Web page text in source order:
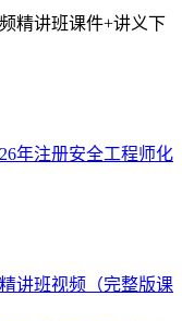
精讲班课件+讲义下
年注册安全工程师化
讲班视频（完整版课